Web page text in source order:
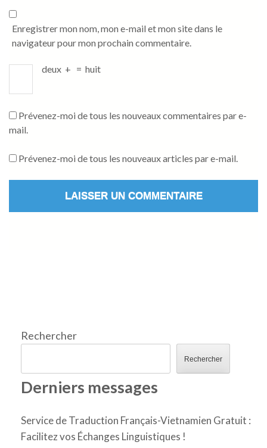
Enregistrer mon nom, mon e-mail et mon site dans le
navigateur pour mon prochain commentaire.
deux + = huit
Prévenez-moi de tous les nouveaux commentaires par e-
mail.
Prévenez-moi de tous les nouveaux articles par e-mail.
Rechercher
Rechercher
Derniers messages
Service de Traduction Français-Vietnamien Gratuit :
Facilitez vos Échanges Linguistiques !